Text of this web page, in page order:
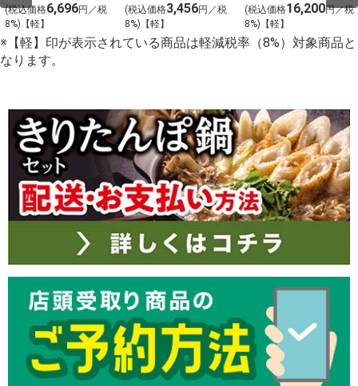
(税込価格6,696円／税
8%)【軽】
(税込価格3,456円／税
8%)【軽】
(税込価格16,200円／税
8%)【軽】
※【軽】印が表示されている商品は軽減税率（8%）対象商品と
なります。